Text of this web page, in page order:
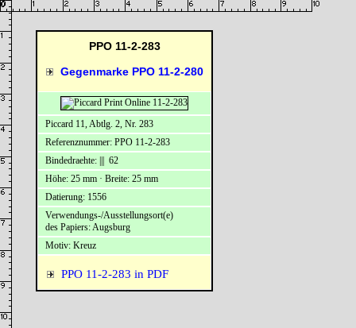
PPO 11-2-283
Gegenmarke PPO 11-2-280
PPO 11-2-283 in PDF
Piccard 11, Abtlg. 2, Nr. 283
Referenznummer: PPO 11-2-283
Bindedraehte: ||| 62
Höhe: 25 mm · Breite: 25 mm
Datierung: 1556
Verwendungs-/Ausstellungsort(e)
des Papiers: Augsburg
Motiv: Kreuz